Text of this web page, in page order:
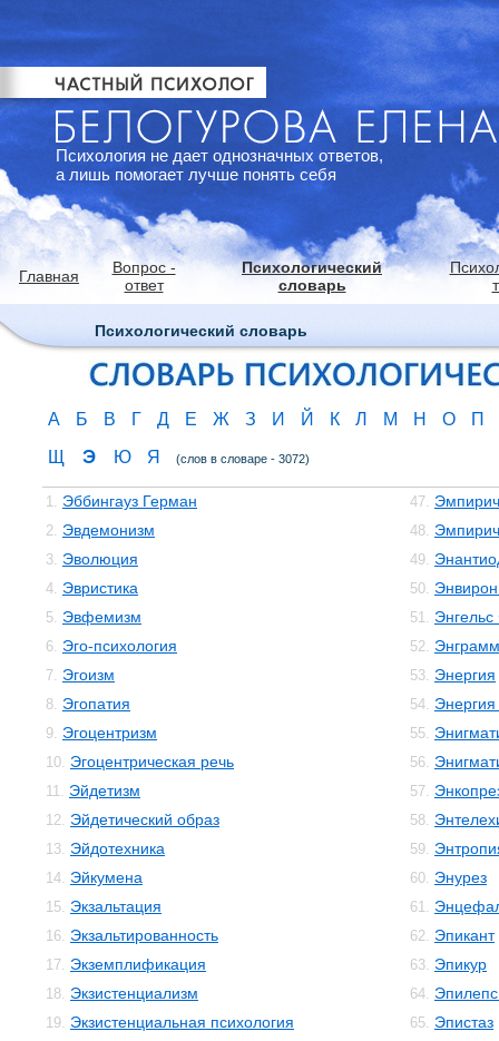
Психология не дает однозначных ответов,
а лишь помогает лучше понять себя
Главная
Вопрос -
ответ
Психологический
словарь
Психологический словарь
А Б В Г Д Е Ж З И Й К Л М Н О
П
Щ
Э Ю Я (слов в словаре - 3072)
1. Эббингауз Герман
2. Эвдемонизм
3. Эволюция
4. Эвристика
5. Эвфемизм
6. Эго-психология
7. Эгоизм
8. Эгопатия
9. Эгоцентризм
10. Эгоцентрическая речь
11. Эйдетизм
12. Эйдетический образ
13. Эйдотехника
14. Эйкумена
15. Экзальтация
16. Экзальтированность
17. Экземплификация
18. Экзистенциализм
19. Экзистенциальная психология
47.
48.
49.
50.
51.
52.
53. Энергия
54. Энергия
55.
56.
57.
58.
59.
60. Энурез
61.
62. Эпикант
63. Эпикур
64.
65. Эпистаз